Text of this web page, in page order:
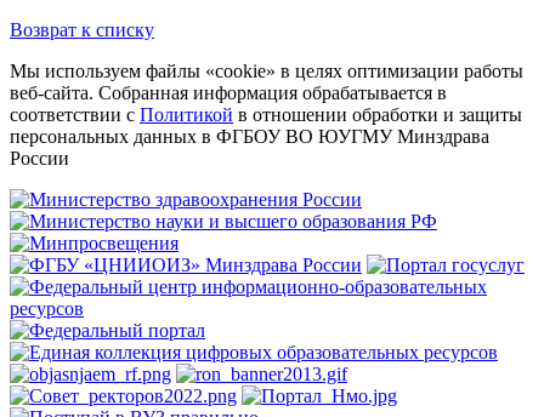
Возврат к списку
Мы используем файлы «cookie» в целях оптимизации работы
веб-сайта. Собранная информация обрабатывается в
соответствии с Политикой в отношении обработки и защиты
персональных данных в ФГБОУ ВО ЮУГМУ Минздрава
России